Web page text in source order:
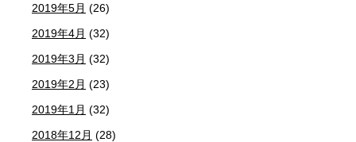
2019年5月 (26)
2019年4月 (32)
2019年3月 (32)
2019年2月 (23)
2019年1月 (32)
2018年12月 (28)